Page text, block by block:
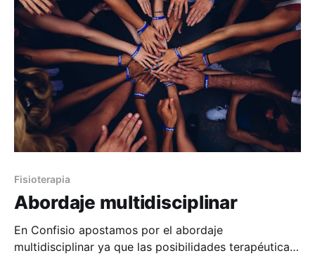
Fisioterapia
Abordaje multidisciplinar
En Confisio apostamos por el abordaje
multidisciplinar ya que las posibilidades terapéuticas